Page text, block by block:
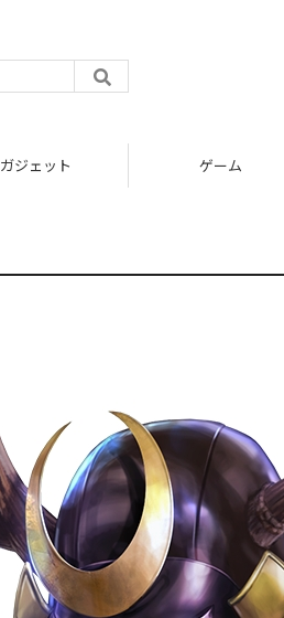
ガジェット ゲーム